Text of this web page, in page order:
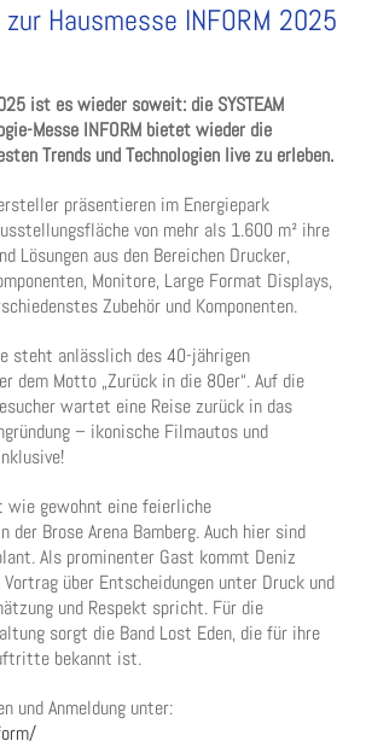
zur Hausmesse INFORM 2025
ist es wieder soweit: die SYSTEAM
Messe INFORM bietet wieder die
Trends und Technologien live zu erleben.
präsentieren im Energiepark
von mehr als 1.600 m² ihre
Lösungen aus den Bereichen Drucker,
Monitore, Large Format Displays,
Zubehör und Komponenten.
steht anlässlich des 40-jährigen
dem Motto „Zurück in die 80er“. Auf die
wartet eine Reise zurück in das
– ikonische Filmautos und
wie gewohnt eine feierliche
der Brose Arena Bamberg. Auch hier sind
Als prominenter Gast kommt Deniz
über Entscheidungen unter Druck und
und Respekt spricht. Für die
sorgt die Band Lost Eden, die für ihre
bekannt ist.
und Anmeldung unter: